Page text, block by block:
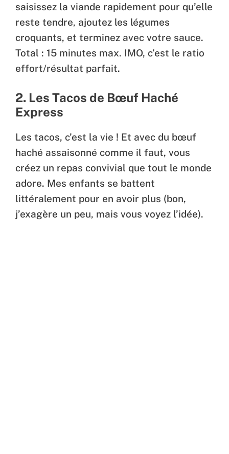
saisissez la viande rapidement pour qu’elle
reste tendre, ajoutez les légumes
croquants, et terminez avec votre sauce.
Total : 15 minutes max. IMO, c’est le ratio
effort/résultat parfait.
2. Les Tacos de Bœuf Haché
Express
Les tacos, c’est la vie ! Et avec du bœuf
haché assaisonné comme il faut, vous
créez un repas convivial que tout le monde
adore. Mes enfants se battent
littéralement pour en avoir plus (bon,
j’exagère un peu, mais vous voyez l’idée).